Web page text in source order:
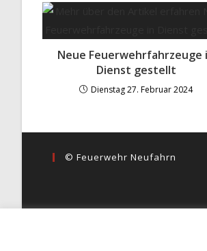
Neue Feuerwehrfahrzeuge
Dienst gestellt
Dienstag 27. Februar 2024
© Feuerwehr Neufahrn